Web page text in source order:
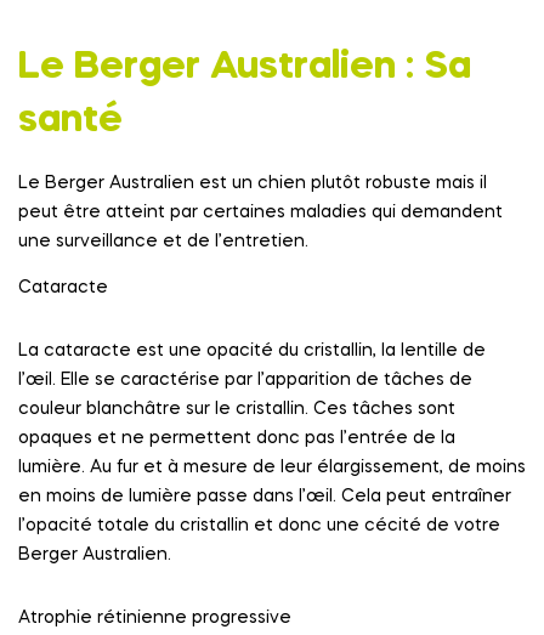
Le Berger Australien : Sa
santé
Le Berger Australien est un chien plutôt robuste mais il
peut être atteint par certaines maladies qui demandent
une surveillance et de l’entretien.
Cataracte
La cataracte est une opacité du cristallin, la lentille de
l’œil. Elle se caractérise par l’apparition de tâches de
couleur blanchâtre sur le cristallin. Ces tâches sont
opaques et ne permettent donc pas l’entrée de la
lumière. Au fur et à mesure de leur élargissement, de moins
en moins de lumière passe dans l’œil. Cela peut entraîner
l’opacité totale du cristallin et donc une cécité de votre
Berger Australien.
Atrophie rétinienne progressive